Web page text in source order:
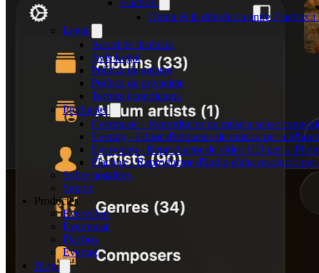
Flacbox
Quina és la diferència entre Flacbox
Legal
Acord de llicència
Avís Legal
Política de galetes
Política de privacitat
Termes i condicions
Productes
Evermusic - Reproductor de música sense
Evertag - Editor d'etiquetes de música per a
Evervideo - Reproductor de vídeo HD per a
Flacbox - Reproductor d'àudio d'alta resolució
Sobre nosaltres
Suport
Productes
Evervideo
Evermusic
Flacbox
Evertag
Blog